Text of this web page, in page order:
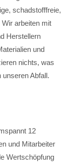
schadstofffreie,
arbeiten mit
Herstellern
und
nichts, was
Abfall.
12
und Mitarbeiter
Wertschöpfung